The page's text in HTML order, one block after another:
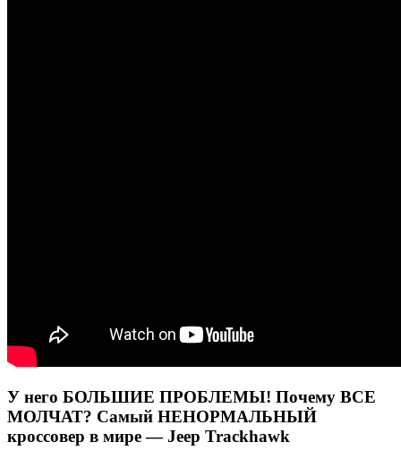
У него БОЛЬШИЕ ПРОБЛЕМЫ! Почему ВСЕ
МОЛЧАТ? Самый НЕНОРМАЛЬНЫЙ
кроссовер в мире — Jeep Trackhawk